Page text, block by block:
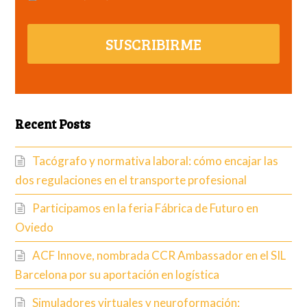
SUSCRIBIRME
Recent Posts
Tacógrafo y normativa laboral: cómo encajar las
dos regulaciones en el transporte profesional
Participamos en la feria Fábrica de Futuro en
Oviedo
ACF Innove, nombrada CCR Ambassador en el SIL
Barcelona por su aportación en logística
Simuladores virtuales y neuroformación: